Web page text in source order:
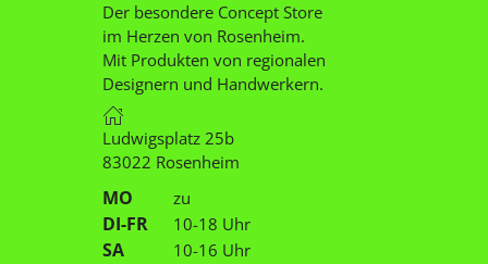
Der besondere Concept Store
im Herzen von Rosenheim.
Mit Produkten von regionalen
Designern und Handwerkern.
Ludwigsplatz 25b
83022 Rosenheim
MO zu
DI-FR 10-18 Uhr
SA 10-16 Uhr